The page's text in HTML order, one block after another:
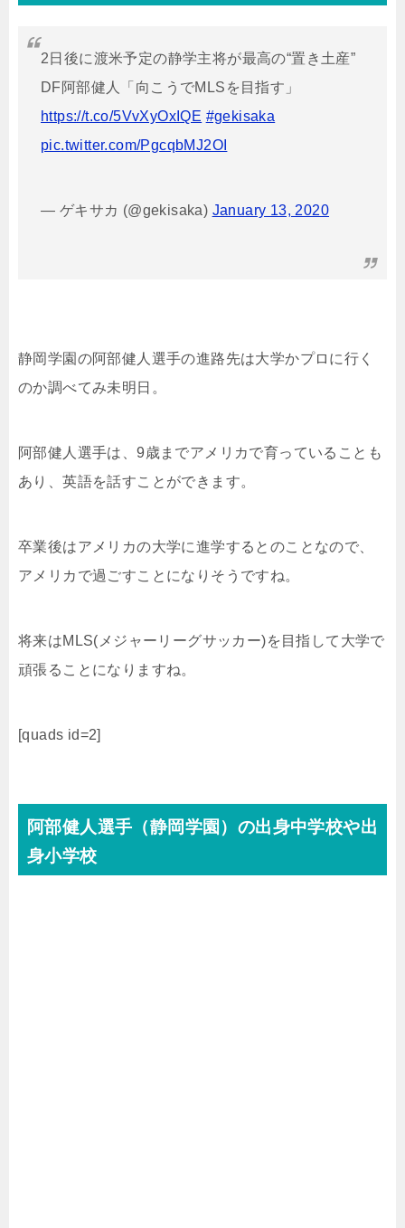
2日後に渡米予定の静学主将が最高の“置き土産”
DF阿部健人「向こうでMLSを目指す」
https://t.co/5VvXyOxIQE #gekisaka
pic.twitter.com/PgcqbMJ2OI
— ゲキサカ (@gekisaka) January 13, 2020
静岡学園の阿部健人選手の進路先は大学かプロに行く
のか調べてみ未明日。
阿部健人選手は、9歳までアメリカで育っていることも
あり、英語を話すことができます。
卒業後はアメリカの大学に進学するとのことなので、
アメリカで過ごすことになりそうですね。
将来はMLS(メジャーリーグサッカー)を目指して大学で
頑張ることになりますね。
[quads id=2]
阿部健人選手（静岡学園）の出身中学校や出
身小学校